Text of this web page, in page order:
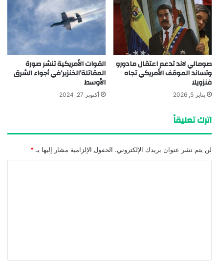
صومالي لاند تدعم اعتقال مادورو
وتساند الموقف الأمريكي تجاه
فنزويلا
يناير 5, 2026
القوات الأمريكية تنشر صورة
المقاتلة’الخنزير’في أجواء الشرق
الأوسط
أكتوبر 27, 2024
اترك تعليقاً
لن يتم نشر عنوان بريدك الإلكتروني. الحقول الإلزامية مشار إليها بـ *